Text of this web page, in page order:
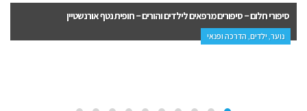
סיפורי חלום – סיפורים מרפאים לילדים והורים – חופית נטף אורנשטיין
נוער, ילדים, הדרכה ופנאי